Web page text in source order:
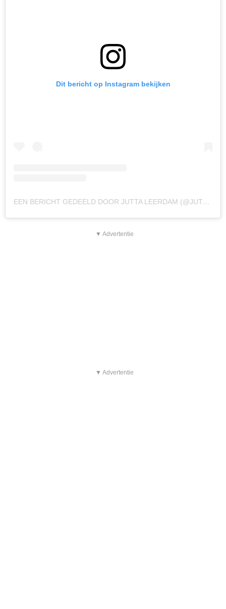
Dit bericht op Instagram bekijken
EEN BERICHT GEDEELD DOOR JUTTA LEERDAM (@JUTTALEERDAM)
▼ Advertentie
▼ Advertentie